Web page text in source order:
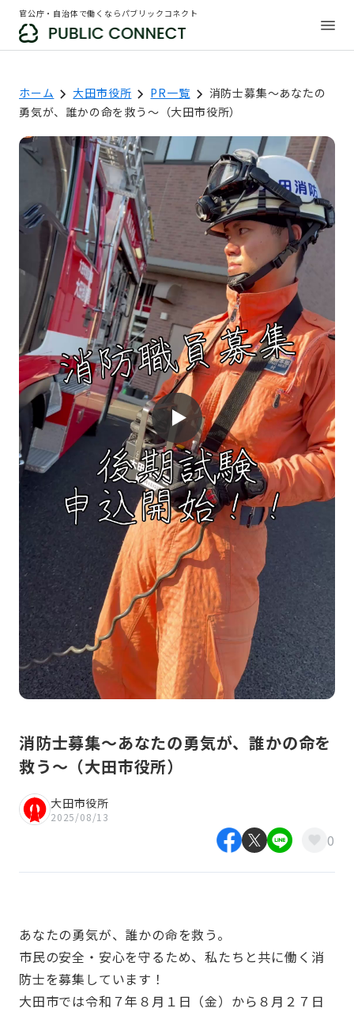
官公庁・自治体で働くならパブリックコネクト
ホーム 大田市役所 PR一覧
消防士募集～あなたの
勇気が、誰かの命を救う～（大田市役所）
消防士募集～あなたの勇気が、誰かの命を
救う～（大田市役所）
大田市役所
2025/08/13
0
あなたの勇気が、誰かの命を救う。
市民の安全・安心を守るため、私たちと共に働く消
防士を募集しています！
大田市では令和７年８月１日（金）から８月２７日